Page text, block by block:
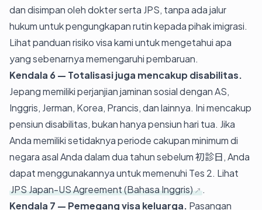
dan disimpan oleh dokter serta JPS, tanpa ada jalur
hukum untuk pengungkapan rutin kepada pihak imigrasi.
Lihatpanduan risiko visa kamiuntuk mengetahui apa
yang sebenarnya memengaruhi pembaruan.
Kendala 6 — Totalisasi juga mencakup disabilitas.
Jepang memiliki perjanjian jaminan sosial dengan AS,
Inggris, Jerman, Korea, Prancis, dan lainnya. Ini mencakup
pensiun disabilitas, bukan hanya pensiun hari tua. Jika
Anda memiliki setidaknya periode cakupan minimum di
negara asal Anda dalam dua tahun sebelum 初診日, Anda
dapat menggunakannya untuk memenuhi Tes 2. Lihat
JPS Japan-US Agreement (Bahasa Inggris)
.
Kendala 7 — Pemegang visa keluarga. Pasangan